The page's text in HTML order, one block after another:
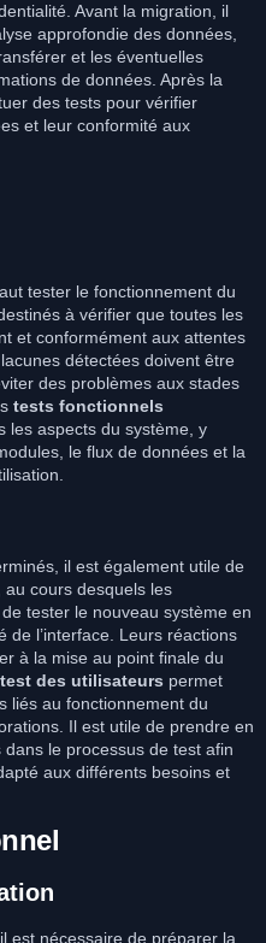
Avant la migration, il
approfondie des données,
et les éventuelles
de données. Après la
des tests pour vérifier
et leur conformité aux
tester le fonctionnement du
à vérifier que toutes les
et conformément aux attentes
détectées doivent être
des problèmes aux stades
tests fonctionnels
les aspects du système, y
le flux de données et la
il est également utile de
, au cours desquels les
tester le nouveau système en
de l’interface. Leurs réactions
à la mise au point finale du
test des utilisateurs permet
liés au fonctionnement du
Il est utile de prendre en
le processus de test afin
aux différents besoins et
, il est nécessaire de préparer la